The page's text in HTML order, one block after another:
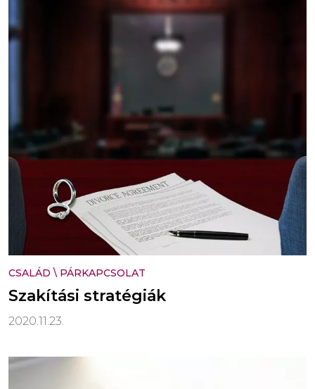
CSALÁD \ PÁRKAPCSOLAT
Szakítási stratégiák
2020.11.23.